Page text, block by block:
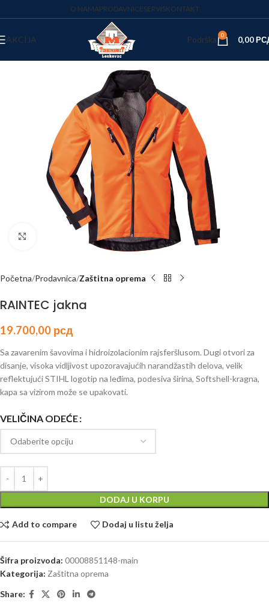
O NAMAPRODAVNICESERVISKONTAKT
AKCIJA Podrška 0 0,00
Kliknite za uvećanje
Početna Prodavnica Zaštitna oprema
RAINTEC jakna
19.700,00 рсд
Sa zavarenim šavovima i hidroizolacionim rajsferšlusom. Dugi otvori za
disanje, visoka vidljivost upozoravajućih narandžastih delova, velik
reflektujući STIHL logotip na leđima, podesiva širina, Softshell-kragna,
kapa sa vizirom može se upakovati.
VELIČINA ODEĆE
DODAJ U KORPU
Add to compare Dodaj u listu želja
Šifra proizvoda: 00008851148-main
Kategorija: Zaštitna oprema
Share: